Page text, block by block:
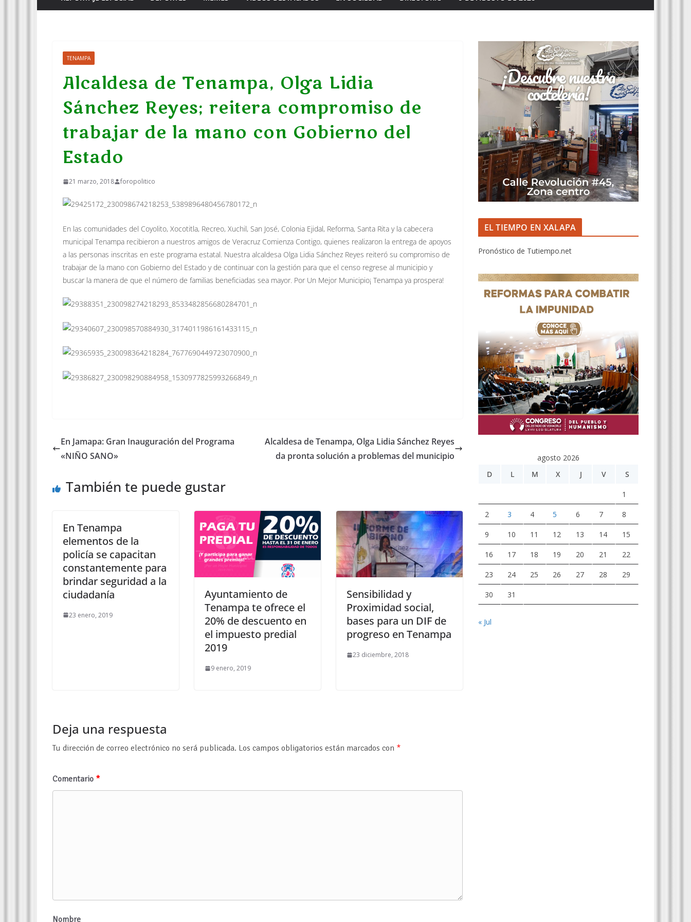
TENAMPA
Alcaldesa de Tenampa, Olga Lidia
Sánchez Reyes; reitera compromiso de
trabajar de la mano con Gobierno del
Estado
21 marzo, 2018 foropolitico
En las comunidades del Coyolito, Xocotitla, Recreo, Xuchil, San José, Colonia Ejidal, Reforma, Santa Rita y la cabecera
municipal Tenampa recibieron a nuestros amigos de Veracruz Comienza Contigo, quienes realizaron la entrega de apoyos
a las personas inscritas en este programa estatal. Nuestra alcaldesa Olga Lidia Sánchez Reyes reiteró su compromiso de
trabajar de la mano con Gobierno del Estado y de continuar con la gestión para que el censo regrese al municipio y
buscar la manera de que el número de familias beneficiadas sea mayor. Por Un Mejor Municipio¡ Tenampa ya prospera!
En Jamapa: Gran Inauguración del Programa
«NIÑO SANO»
Alcaldesa de Tenampa, Olga Lidia Sánchez Reyes
da pronta solución a problemas del municipio
También te puede gustar
En Tenampa
elementos de la
policía se capacitan
constantemente para
brindar seguridad a la
ciudadanía
23 enero, 2019
Ayuntamiento de
Tenampa te ofrece el
20% de descuento en
el impuesto predial
2019
9 enero, 2019
Sensibilidad y
Proximidad social,
bases para un DIF de
progreso en Tenampa
23 diciembre, 2018
Deja una respuesta
Tu dirección de correo electrónico no será publicada. Los campos obligatorios están marcados con *
Comentario *
Nombre
EL TIEMPO EN XALAPA
Pronóstico de Tutiempo.net
agosto 2026
D
L M X J V S
1
2 3 4 5 6 7 8
9 10 11 12 13 14 15
16 17 18 19 20 21 22
23 24 25 26 27 28 29
30 31
« Jul